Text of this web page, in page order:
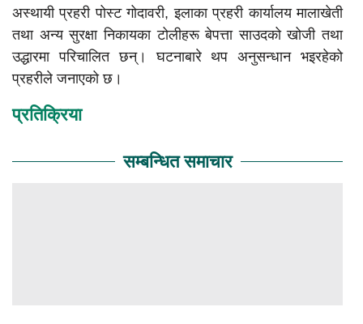
अस्थायी प्रहरी पोस्ट गोदावरी, इलाका प्रहरी कार्यालय मालाखेती
तथा अन्य सुरक्षा निकायका टोलीहरू बेपत्ता साउदको खोजी तथा
उद्धारमा परिचालित छन्। घटनाबारे थप अनुसन्धान भइरहेको
प्रहरीले जनाएको छ।
प्रतिक्रिया
सम्बन्धित समाचार